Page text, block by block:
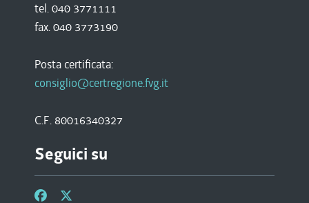
tel. 040 3771111
fax. 040 3773190
Posta certificata:
consiglio@certregione.fvg.it
C.F. 80016340327
Seguici su